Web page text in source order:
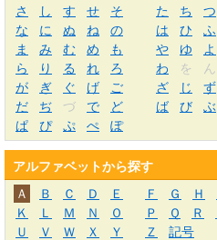
さ
し す せ そ た ち つ
な
に ぬ ね の は ひ ふ
ま
み む め も や ゆ
よ
ら
り る れ ろ わ を
ん
が
ぎ ぐ げ ご ざ じ ず
だ
ぢ づ で ど ば び ぶ
ぱ
ぴ ぷ ぺ ぽ
アルファベットから探す
Ａ
Ｂ Ｃ Ｄ Ｅ Ｆ Ｇ Ｈ
Ｋ
Ｌ Ｍ Ｎ Ｏ Ｐ Ｑ Ｒ
Ｕ
Ｖ Ｗ Ｘ Ｙ Ｚ
記号